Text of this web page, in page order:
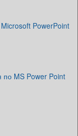
PowerPoint
MS Power Point